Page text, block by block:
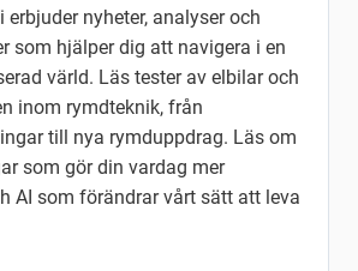
erbjuder nyheter, analyser och
som hjälper dig att navigera i en
värld. Läs tester av elbilar och
inom rymdteknik, från
till nya rymduppdrag. Läs om
som gör din vardag mer
AI som förändrar vårt sätt att leva